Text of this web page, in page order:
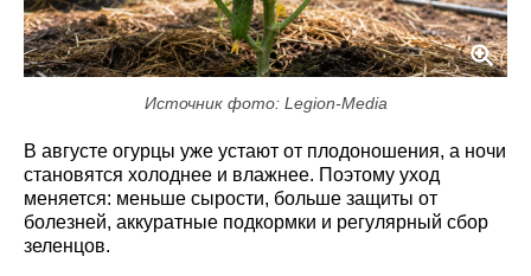
Источник фото: Legion-Media
В августе огурцы уже устают от плодоношения, а ночи
становятся холоднее и влажнее. Поэтому уход
меняется: меньше сырости, больше защиты от
болезней, аккуратные подкормки и регулярный сбор
зеленцов.